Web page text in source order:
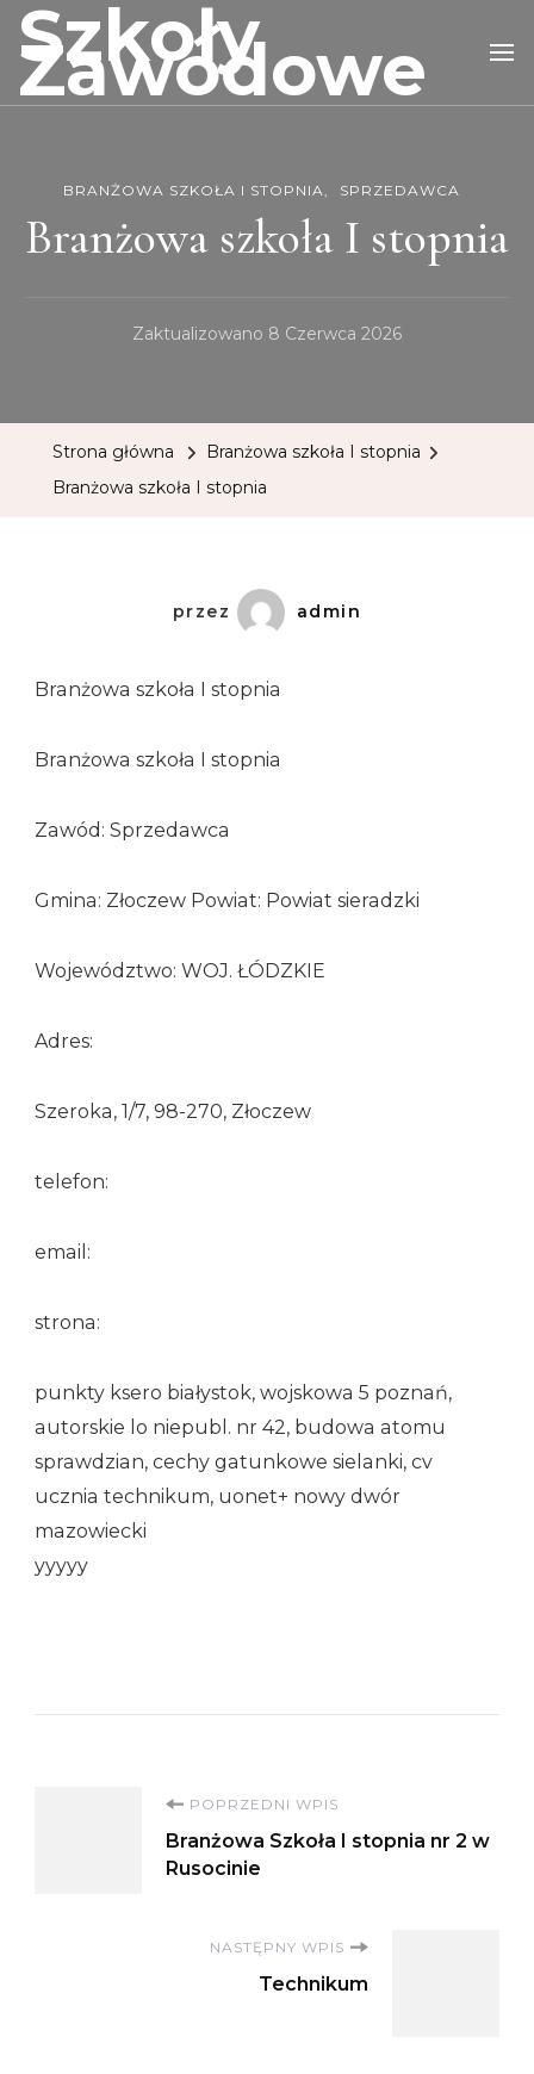
Szkoły
Zawodowe
BRANŻOWA SZKOŁA I STOPNIA SPRZEDAWCA
Branżowa szkoła I stopnia
Zaktualizowano 8 Czerwca 2026
Strona główna
Branżowa szkoła I stopnia
Branżowa szkoła I stopnia
przez admin
Branżowa szkoła I stopnia
Branżowa szkoła I stopnia
Zawód: Sprzedawca
Gmina: Złoczew Powiat: Powiat sieradzki
Województwo: WOJ. ŁÓDZKIE
Adres:
Szeroka, 1/7, 98-270, Złoczew
telefon:
email:
strona:
punkty ksero białystok, wojskowa 5 poznań,
autorskie lo niepubl. nr 42, budowa atomu
sprawdzian, cechy gatunkowe sielanki, cv
ucznia technikum, uonet+ nowy dwór
mazowiecki
yyyyy
Nawigacja
wpisu
POPRZEDNI WPIS
Branżowa Szkoła I stopnia nr 2 w
Rusocinie
NASTĘPNY WPIS
Technikum